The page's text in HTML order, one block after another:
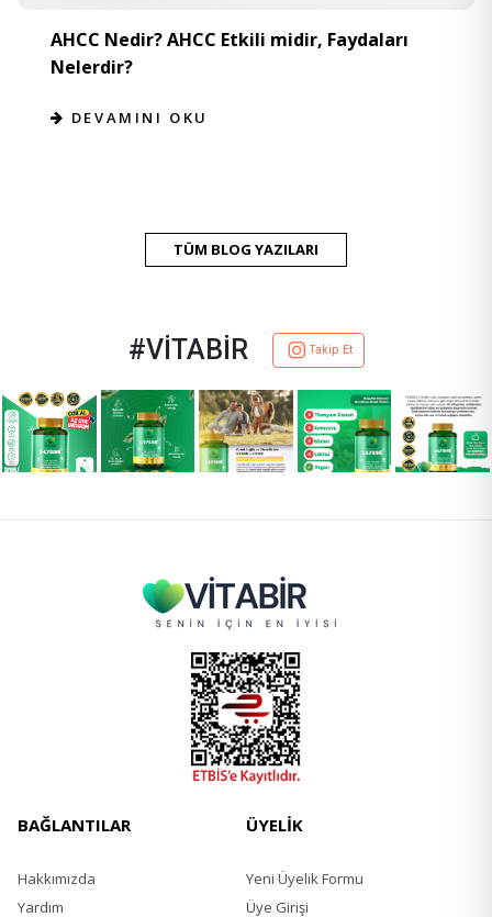
AHCC Nedir? AHCC Etkili midir, Faydaları
Nelerdir?
DEVAMINI OKU
TÜM BLOG YAZILARI
#VİTABİR Takip Et
BAĞLANTILAR
Hakkımızda
Yardım
ÜYELİK
Yeni Üyelik Formu
Üye Girişi